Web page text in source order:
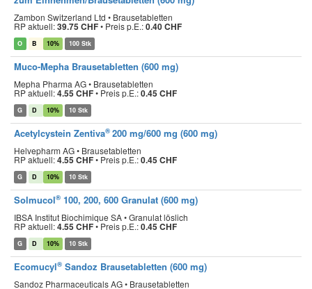
Zambon Switzerland Ltd • Brausetabletten
RP aktuell:39.75 CHF• Preis p.E.:0.40 CHF
O B 10% 100 Stk
Muco-Mepha Brausetabletten (600 mg)
Mepha Pharma AG • Brausetabletten
RP aktuell:4.55 CHF• Preis p.E.:0.45 CHF
G D 10% 10 Stk
Acetylcystein Zentiva® 200 mg/600 mg (600 mg)
Helvepharm AG • Brausetabletten
RP aktuell:4.55 CHF• Preis p.E.:0.45 CHF
G D 10% 10 Stk
Solmucol® 100, 200, 600 Granulat (600 mg)
IBSA Institut Biochimique SA • Granulat löslich
RP aktuell:4.55 CHF• Preis p.E.:0.45 CHF
G D 10% 10 Stk
Ecomucyl® Sandoz Brausetabletten (600 mg)
Sandoz Pharmaceuticals AG • Brausetabletten